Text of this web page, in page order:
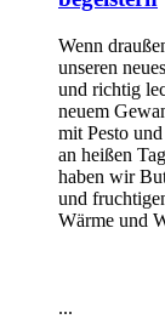
Wenn
unseren
und richtig
neuem
mit Pesto
an heißen
haben wir
und
Wärme und
...